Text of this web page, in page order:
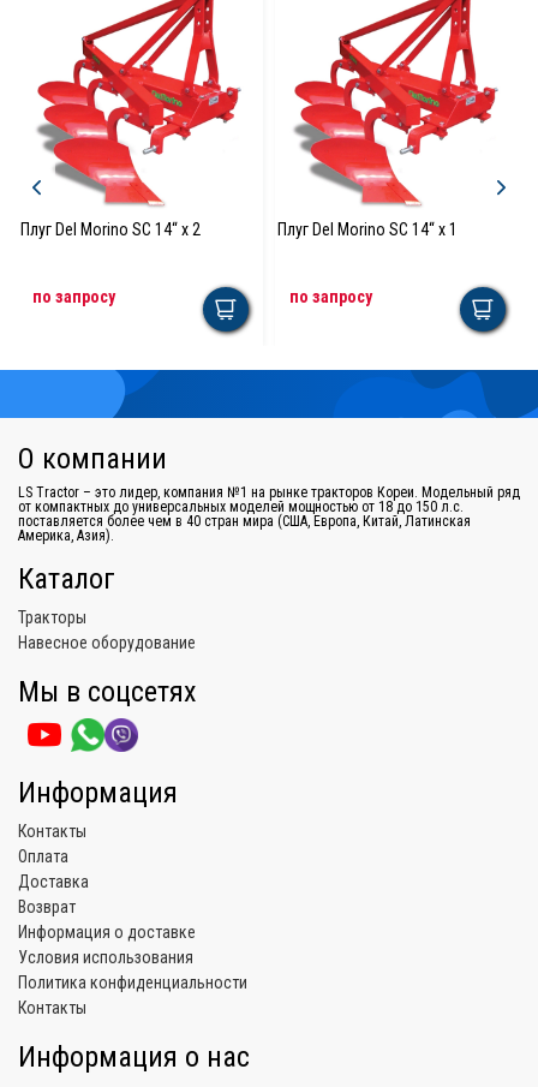
Плуг Del Morino SC 14“ x 2
по запросу
Плуг Del Morino SC 14“ x 1
по запросу
О компании
LS Tractor – это лидер, компания №1 на рынке тракторов Кореи. Модельный ряд
от компактных до универсальных моделей мощностью от 18 до 150 л.с.
поставляется более чем в 40 стран мира (США, Европа, Китай, Латинская
Америка, Азия).
Каталог
Тракторы
Навесное оборудование
Мы в соцсетях
Информация
Контакты
Оплата
Доставка
Возврат
Информация о доставке
Условия использования
Политика конфиденциальности
Контакты
Информация о нас